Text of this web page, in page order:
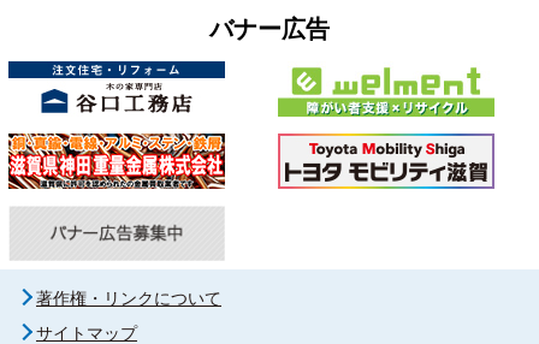
バナー広告
著作権・リンクについて
サイトマップ